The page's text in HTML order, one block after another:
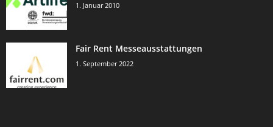
1. Januar 2010
Fair Rent Messeausstattungen
1. September 2022